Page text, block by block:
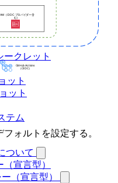
ークレット
ット
ット
テム
ついて
（宣言型）
（宣言型）
ォルトを設定する。